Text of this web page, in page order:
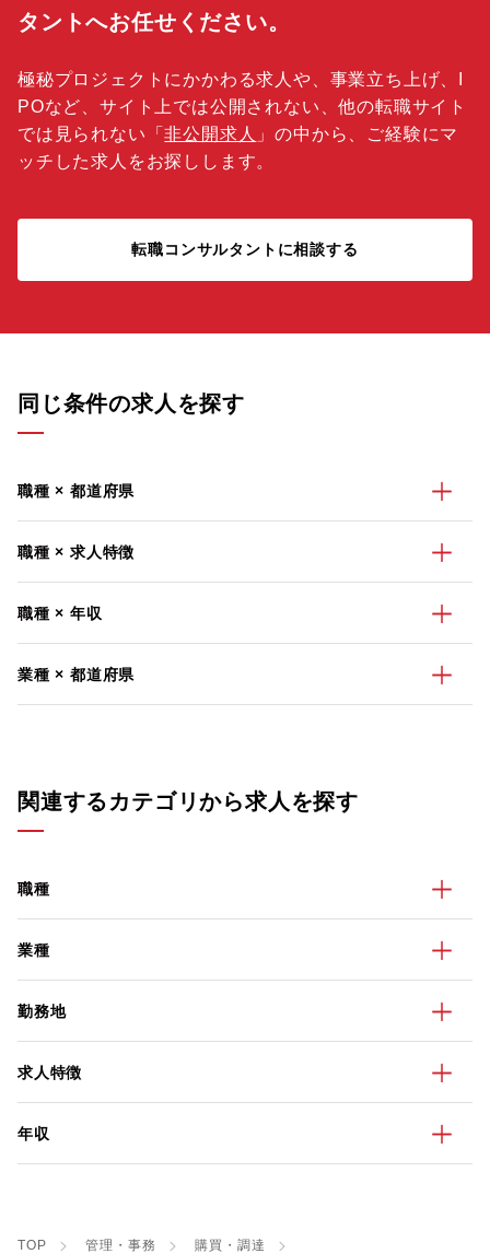
タントへお任せください。
極秘プロジェクトにかかわる求人や、事業立ち上げ、I
POなど、サイト上では公開されない、他の転職サイト
では見られない「非公開求人 」の中から、ご経験にマ
ッチした求人をお探しします。
転職コンサルタントに相談する
同じ条件の求人を探す
職種 × 都道府県
職種 × 求人特徴
職種 × 年収
業種 × 都道府県
関連するカテゴリから求人を探す
職種
業種
勤務地
求人特徴
年収
TOP 管理・事務 購買・調達